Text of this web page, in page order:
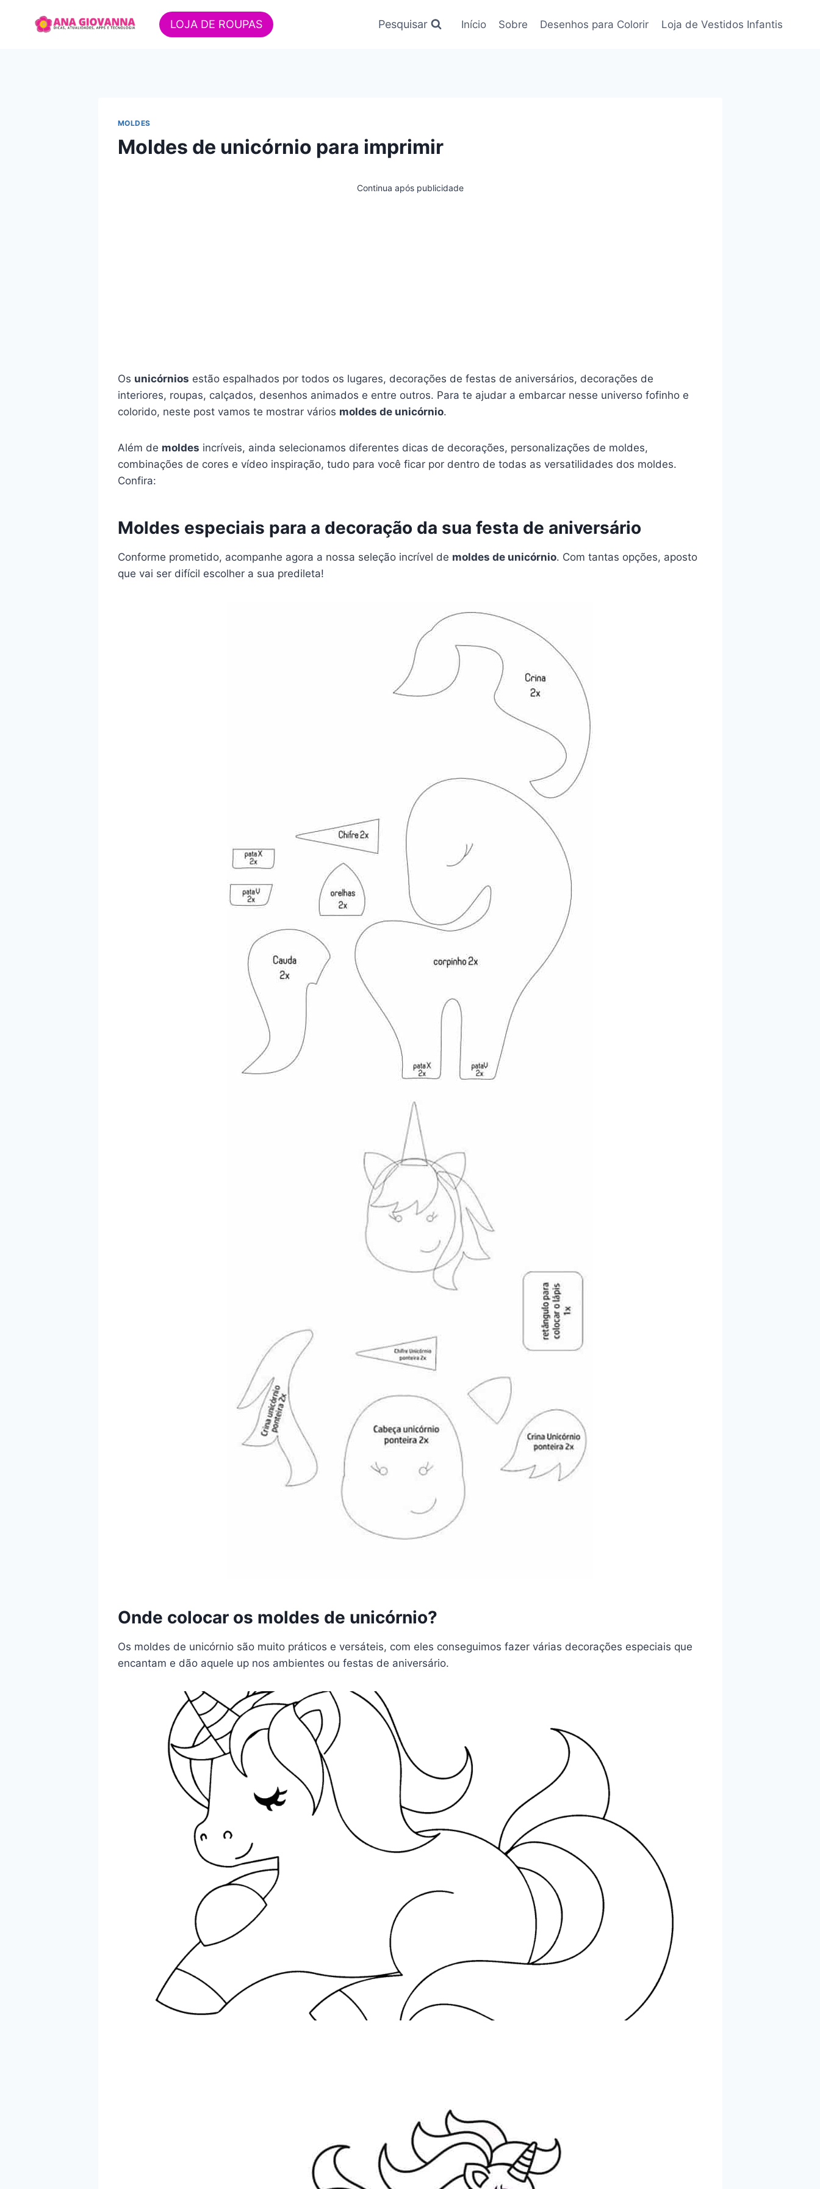
LOJA DE ROUPAS Pesquisar Início Sobre Desenhos para Colorir Loja de Vestidos Infantis
MOLDES
Moldes de unicórnio para imprimir
Continua após publicidade
Os unicórnios estão espalhados por todos os lugares, decorações de festas de aniversários, decorações de
interiores, roupas, calçados, desenhos animados e entre outros. Para te ajudar a embarcar nesse universo fofinho e
colorido, neste post vamos te mostrar vários moldes de unicórnio.
Além de moldes incríveis, ainda selecionamos diferentes dicas de decorações, personalizações de moldes,
combinações de cores e vídeo inspiração, tudo para você ficar por dentro de todas as versatilidades dos moldes.
Confira:
Moldes especiais para a decoração da sua festa de aniversário
Conforme prometido, acompanhe agora a nossa seleção incrível de moldes de unicórnio. Com tantas opções, aposto
que vai ser difícil escolher a sua predileta!
Onde colocar os moldes de unicórnio?
Os moldes de unicórnio são muito práticos e versáteis, com eles conseguimos fazer várias decorações especiais que
encantam e dão aquele up nos ambientes ou festas de aniversário.